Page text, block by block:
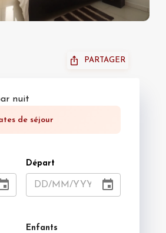
PARTAGER
nuit
de séjour
Départ
DD/MM/YYYY
Enfants